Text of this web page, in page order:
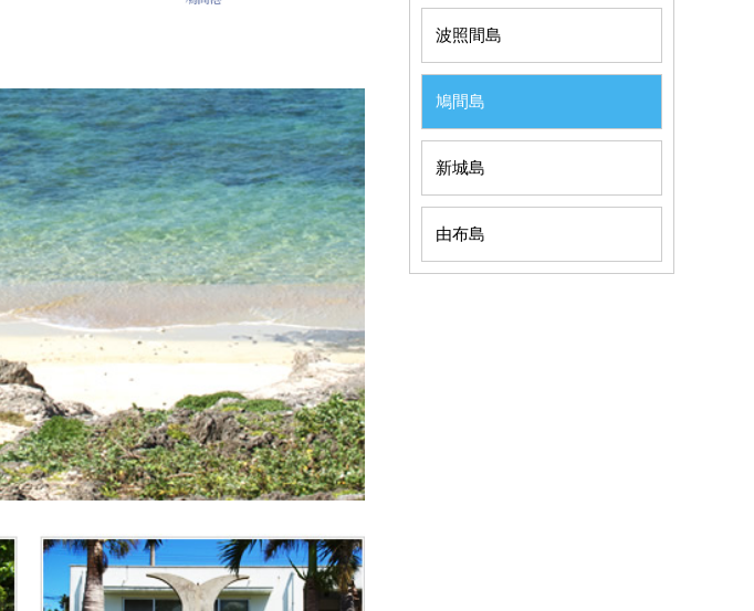
波照間島
鳩間島
新城島
由布島